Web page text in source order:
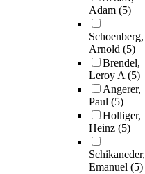
Adam (5)
Schoenberg,
Arnold (5)
Brendel,
Leroy A(5)
Angerer,
Paul (5)
Holliger,
Heinz (5)
Schikaneder,
Emanuel (5)